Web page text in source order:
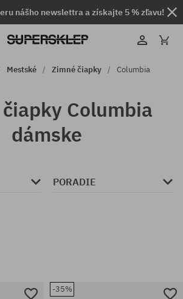
nášho newslettra a získajte 5 % zľavu!
Mestské Zimné čiapky Columbia
Columbia
dámske
PORADIE
-35%